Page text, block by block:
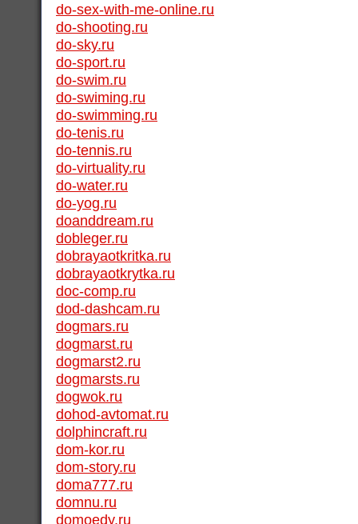
do-sex-with-me-online.ru
do-shooting.ru
do-sky.ru
do-sport.ru
do-swim.ru
do-swiming.ru
do-swimming.ru
do-tenis.ru
do-tennis.ru
do-virtuality.ru
do-water.ru
do-yog.ru
doanddream.ru
dobleger.ru
dobrayaotkritka.ru
dobrayaotkrytka.ru
doc-comp.ru
dod-dashcam.ru
dogmars.ru
dogmarst.ru
dogmarst2.ru
dogmarsts.ru
dogwok.ru
dohod-avtomat.ru
dolphincraft.ru
dom-kor.ru
dom-story.ru
doma777.ru
domnu.ru
domoedy.ru